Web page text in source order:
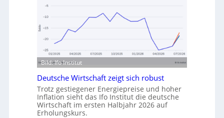
I
u
s
t
r
i
e
d
ü
r
n
a
c
Bild: Ifo Institut
Deutsche Wirtschaft zeigt sich robust
Trotz gestiegener Energiepreise und hoher
Inflation sieht das Ifo Institut die deutsche
Wirtschaft im ersten Halbjahr 2026 auf
Erholungskurs.